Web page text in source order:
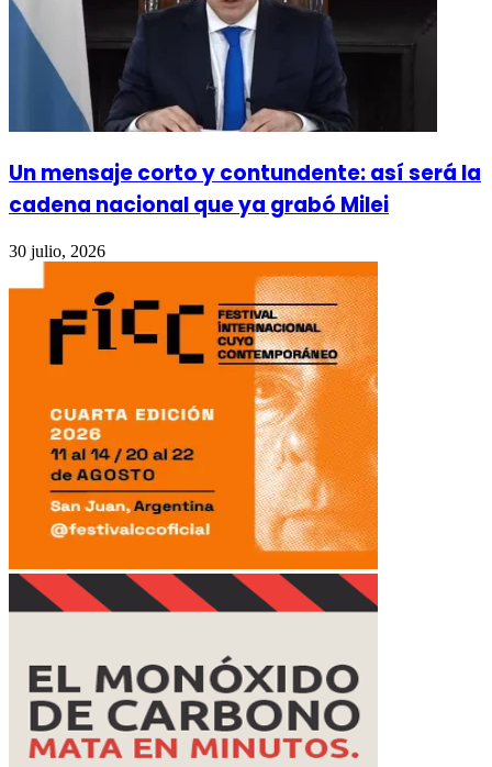
Un mensaje corto y contundente: así será la
cadena nacional que ya grabó Milei
30 julio, 2026